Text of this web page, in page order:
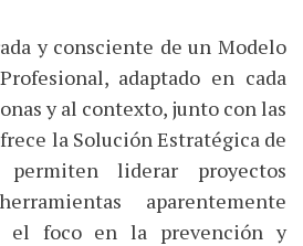
y consciente de un Modelo
adaptado en cada
y al contexto, junto con las
la Solución Estratégica de
permiten liderar proyectos
aparentemente
el foco en la prevención y